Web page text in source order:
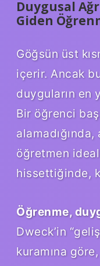
Duygusal
Giden
Göğsün üst
içerir. Ancak
duyguların en
Bir öğrenci
alamadığında,
öğretmen
hissettiğinde,
Öğrenme,
Dweck’in
kuramına